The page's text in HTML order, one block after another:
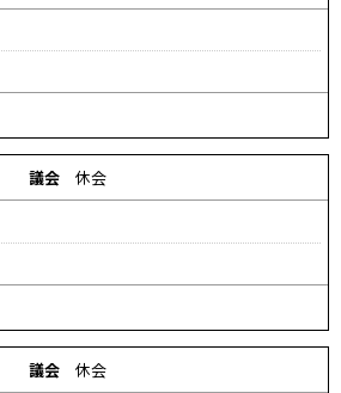
議会
休会
議会
休会